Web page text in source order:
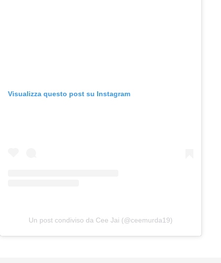
Visualizza questo post su Instagram
Un post condiviso da Cee Jai (@ceemurda19)